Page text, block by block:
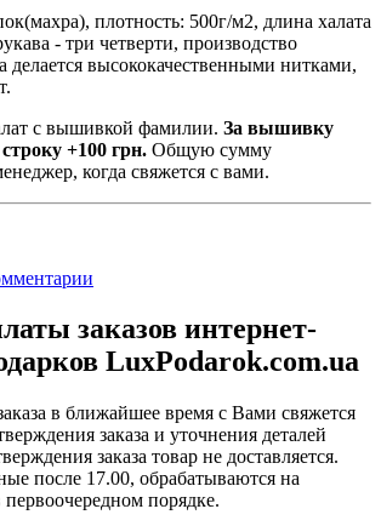
плотность: 500г/м2, длина халата
- три четверти, производство
высококачественными нитками,
с вышивкой фамилии. За вышивку
+100 грн. Общую сумму
когда свяжется с вами.
заказов интернет-
LuxPodarok.com.ua
в ближайшее время с Вами свяжется
заказа и уточнения деталей
заказа товар не доставляется.
после 17.00, обрабатываются на
порядке.